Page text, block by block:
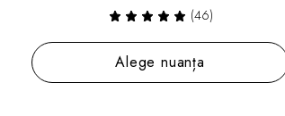
(46)
Alege nuanța